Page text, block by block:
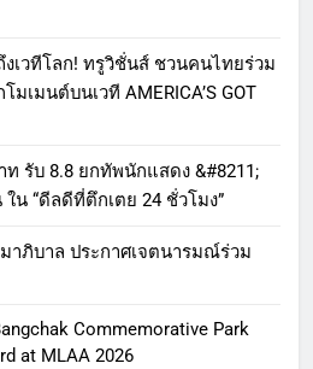
งเวทีโลก! ทรูวิชั่นส์ ชวนคนไทยร่วม
มเมนต์บนเวที AMERICA’S GOT
ท รับ 8.8 ยกทัพนักแสดง &#8211;
น “ดีลดีที่ตึกเตย 24 ชั่วโมง”
าภิบาล ประกาศเจตนารมณ์ร่วม
Commemorative Park
at MLAA 2026